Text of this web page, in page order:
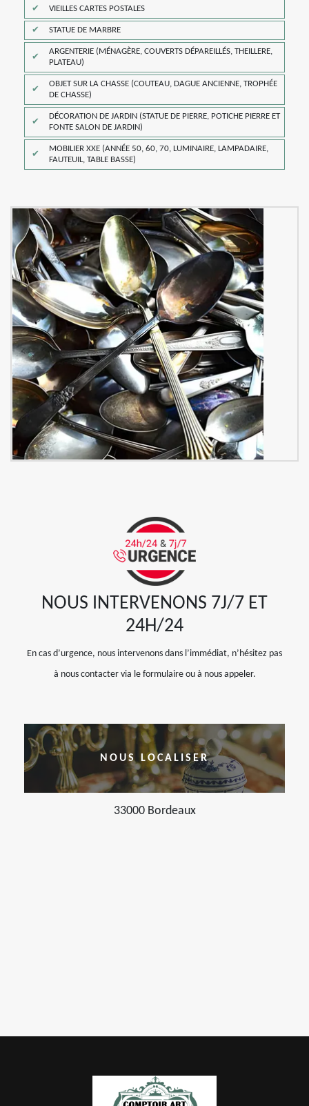
VIEILLES CARTES POSTALES
STATUE DE MARBRE
ARGENTERIE (MÉNAGÈRE, COUVERTS DÉPAREILLÉS, THEILLERE,
PLATEAU)
OBJET SUR LA CHASSE (COUTEAU, DAGUE ANCIENNE, TROPHÉE
DE CHASSE)
DÉCORATION DE JARDIN (STATUE DE PIERRE, POTICHE PIERRE ET
FONTE SALON DE JARDIN)
MOBILIER XXE (ANNÉE 50, 60, 70, LUMINAIRE, LAMPADAIRE,
FAUTEUIL, TABLE BASSE)
NOUS INTERVENONS 7J/7 ET
24H/24
En cas d’urgence, nous intervenons dans l’immédiat, n’hésitez pas
à nous contacter via le formulaire ou à nous appeler.
NOUS LOCALISER
33000 Bordeaux